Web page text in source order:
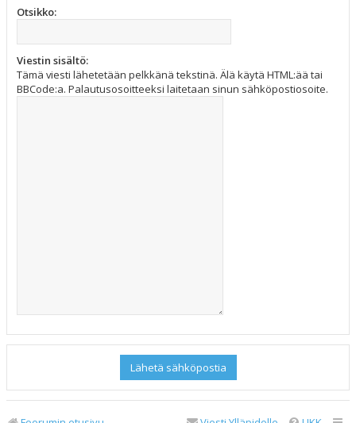
Otsikko:
Viestin sisältö:
Tämä viesti lähetetään pelkkänä tekstinä. Älä käytä HTML:ää tai
BBCode:a. Palautusosoitteeksi laitetaan sinun sähköpostiosoite.